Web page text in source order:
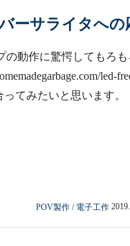
ーサライタへの
の動作に驚愕してもろ
led-
ってみたいと思いま
POV製作 / 電子工作